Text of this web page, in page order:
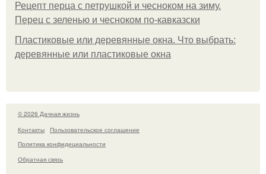
Рецепт перца с петрушкой и чесноком на зиму.
Перец с зеленью и чесноком по-кавказски
Пластиковые или деревянные окна. Что выбрать:
деревянные или пластиковые окна
© 2026 Дачная жизнь
Контакты
Пользовательское соглашение
Политика конфидециальности
Обратная связь